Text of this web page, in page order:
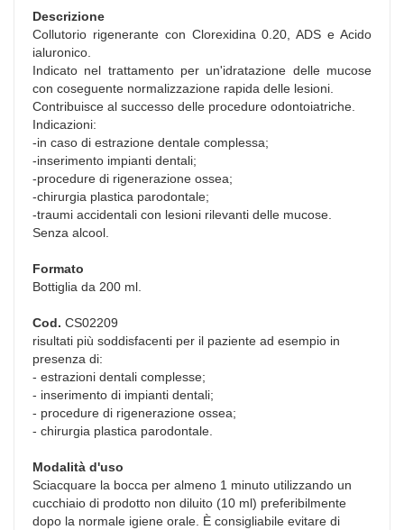
Descrizione
Collutorio rigenerante con Clorexidina 0.20, ADS e Acido
ialuronico.
Indicato nel trattamento per un'idratazione delle mucose
con coseguente normalizzazione rapida delle lesioni.
Contribuisce al successo delle procedure odontoiatriche.
Indicazioni:
-in caso di estrazione dentale complessa;
-inserimento impianti dentali;
-procedure di rigenerazione ossea;
-chirurgia plastica parodontale;
-traumi accidentali con lesioni rilevanti delle mucose.
Senza alcool.
Formato
Bottiglia da 200 ml.
Cod. CS02209
risultati più soddisfacenti per il paziente ad esempio in
presenza di:
- estrazioni dentali complesse;
- inserimento di impianti dentali;
- procedure di rigenerazione ossea;
- chirurgia plastica parodontale.
Modalità d'uso
Sciacquare la bocca per almeno 1 minuto utilizzando un
cucchiaio di prodotto non diluito (10 ml) preferibilmente
dopo la normale igiene orale. È consigliabile evitare di